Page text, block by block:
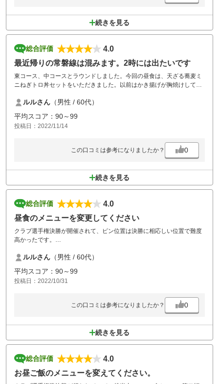
続きを見る
総合評価
4.0
最近帰りの常磐線は混みます。2時には出たいです
東コース、中コースとラウンドしました。今回の昼食は、天ざる蕎麦ミ
ニねぎトロ丼セットをいただきました。以前はかき揚げが胸焼けして頼
た。ルルさん （男性 / 60代）
平均スコア：90～99
投稿日：2022/11/14
この口コミは参考になりましたか？ 0
続きを見る
総合評価
4.0
昼食のメニューを変更してください
クラブ選手権決勝が開催されて、ピン位置は決勝に相応しい位置で難度
高かったです。
ズに回れました。お風呂を上がり14時前にはゴルフ場を後にしました。
ルルさん （男性 / 60代）
平均スコア：90～99
投稿日：2022/10/31
この口コミは参考になりましたか？ 0
続きを見る
総合評価
4.0
お昼ご飯のメニューを変えてください。